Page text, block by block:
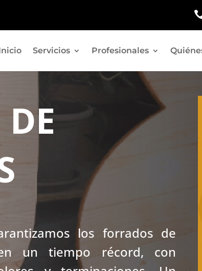
Servicios Profesionales
los forrados de
un tiempo récord, con